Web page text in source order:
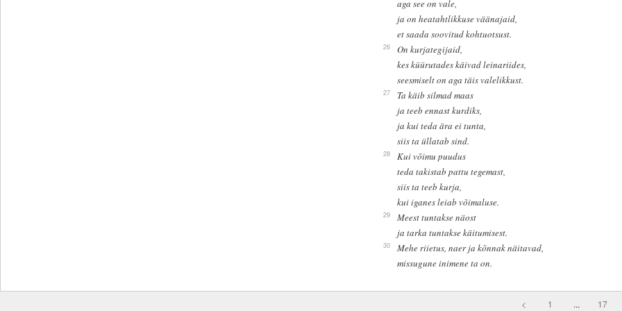
aga see on vale,
ja on heatahtlikkuse väänajaid,
et saada soovitud kohtuotsust.
26
On kurjategijaid,
kes küürutades käivad leinariides,
seesmiselt on aga täis valelikkust.
27
Ta käib silmad maas
ja teeb ennast kurdiks,
ja kui teda ära ei tunta,
siis ta üllatab sind.
28
Kui võimu puudus
teda takistab pattu tegemast,
siis ta teeb kurja,
kui iganes leiab võimaluse.
29
Meest tuntakse näost
ja tarka tuntakse käitumisest.
30
Mehe riietus, naer ja kõnnak näitavad,
missugune inimene ta on.
< 1 ... 17